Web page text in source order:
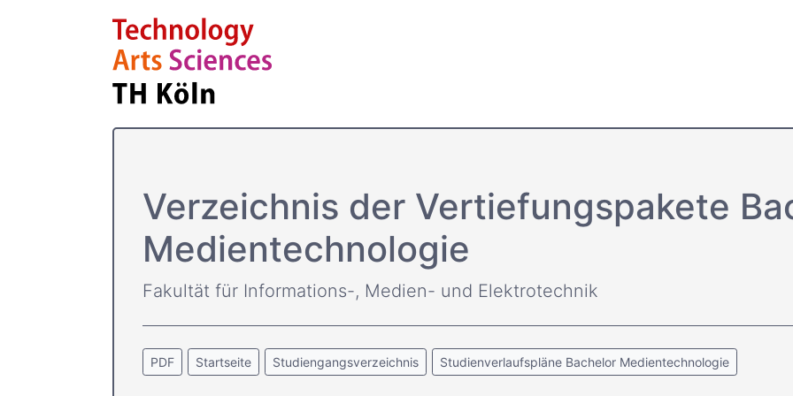
Verzeichnis der Vertiefungspakete
Medientechnologie
Fakultät für Informations-, Medien- und Elektrotechnik
PDF Startseite Studiengangsverzeichnis Studienverlaufspläne Bachelor Medientechnologie